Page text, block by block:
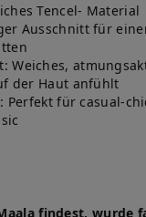
Tencel- Material
Ausschnitt für
Weiches,
der Haut anfühlt
Perfekt für casual-
findest, wurde